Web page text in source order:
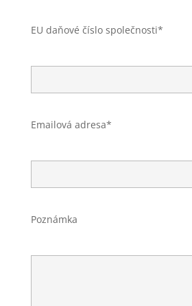
EU daňové číslo společnosti*
Emailová adresa*
Poznámka